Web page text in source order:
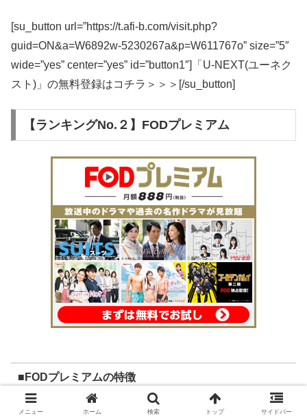
[su_button url=”https://t.afi-b.com/visit.php?
guid=ON&a=W6892w-5230267a&p=W611767o” size=”5″
wide=”yes” center=”yes” id=”button1″]「U-NEXT(ユーネク
スト)」の無料登録はコチラ＞＞＞[/su_button]
【ランキングNo.２】FODプレミアム
■FODプレミアムの特徴
メニュー ホーム 検索 トップ サイドバー